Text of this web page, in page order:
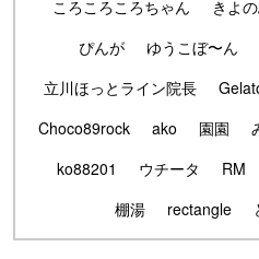
ころころころちゃん きよ
ぴんが
ゆうこぼ〜ん
立川ほっとライン院長
Choco89rock
ako 園園
ko88201
ウチータ RM
棚湯
rectangle